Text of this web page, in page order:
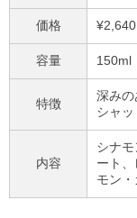
価格 ¥2,640
容量 150ml
特徴
深み
シャッ
内容
シナ
ート
モン